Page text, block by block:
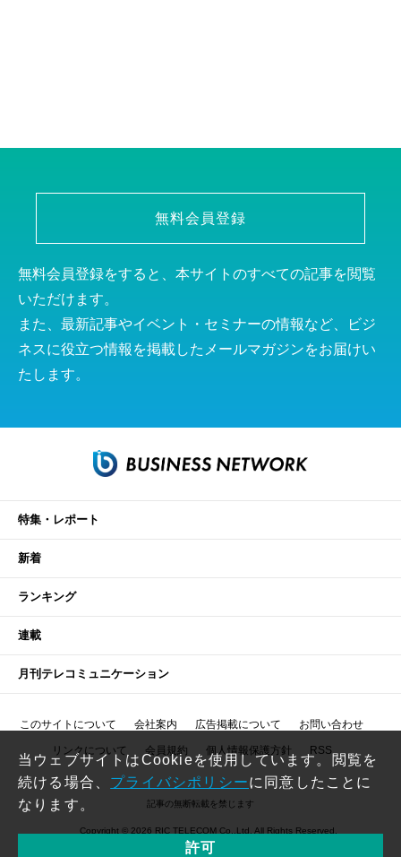
無料会員登録
無料会員登録をすると、本サイトのすべての記事を閲覧
いただけます。
また、最新記事やイベント・セミナーの情報など、ビジ
ネスに役立つ情報を掲載したメールマガジンをお届けい
たします。
特集・レポート
新着
ランキング
連載
月刊テレコミュニケーション
このサイトについて 会社案内 広告掲載について お問い合わせ
リンクについて 会員規約 個人情報保護方針 RSS
記事の無断転載を禁じます
Copyright © 2026 RIC TELECOM Co.,Ltd. All Rights Reserved.
当ウェブサイトはCookieを使用しています。閲覧を
続ける場合、 プライバシポリシーに同意したことに
なります。
許可